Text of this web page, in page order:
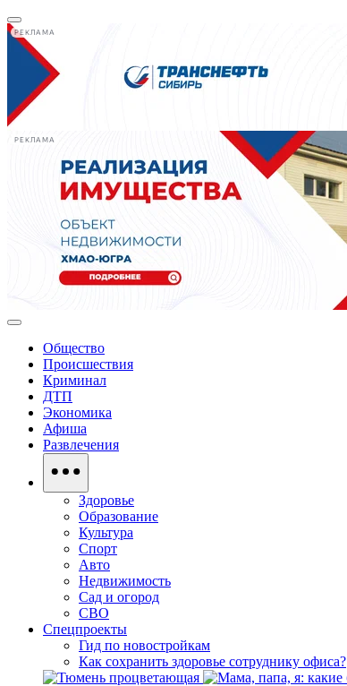
РЕКЛАМА
РЕКЛАМА
Общество
Происшествия
Криминал
ДТП
Экономика
Афиша
Развлечения
Здоровье
Образование
Культура
Спорт
Авто
Недвижимость
Сад и огород
СВО
Спецпроекты
Гид по новостройкам
Как сохранить здоровье сотруднику офиса?